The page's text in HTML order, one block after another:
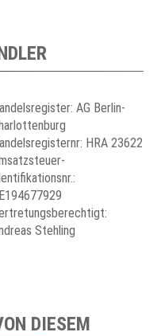
AG Berlin-
HRA 23622
Stehling
DIESEM